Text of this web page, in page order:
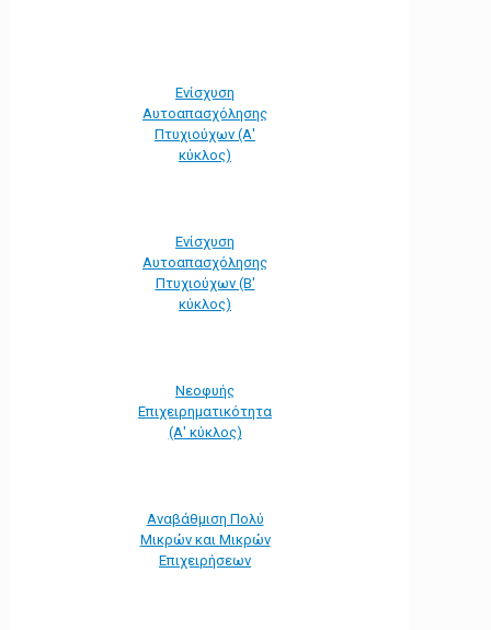
Ενίσχυση
Αυτοαπασχόλησης
Πτυχιούχων (Α'
κύκλος)
Ενίσχυση
Αυτοαπασχόλησης
Πτυχιούχων (Β'
κύκλος)
Νεοφυής
Επιχειρηματικότητα
(Α' κύκλος)
Αναβάθμιση Πολύ
Μικρών και Μικρών
Επιχειρήσεων